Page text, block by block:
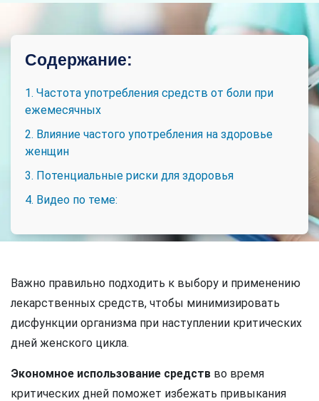
Содержание:
1. Частота употребления средств от боли при
ежемесячных
2. Влияние частого употребления на здоровье
женщин
3. Потенциальные риски для здоровья
4. Видео по теме:
Важно правильно подходить к выбору и применению
лекарственных средств, чтобы минимизировать
дисфункции организма при наступлении критических
дней женского цикла.
Экономное использование средств во время
критических дней поможет избежать привыкания